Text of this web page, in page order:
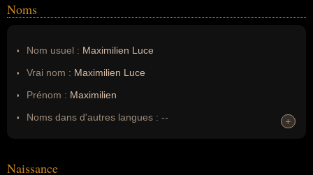
Noms
Nom usuel : Maximilien Luce
Vrai nom : Maximilien Luce
Prénom : Maximilien
Noms dans d'autres langues : --
+
+
Naissance